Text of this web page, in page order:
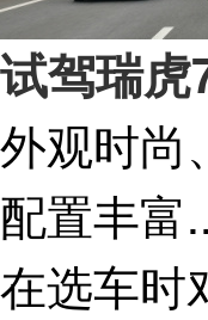
试驾瑞
外观时尚
配置丰富
在选车时